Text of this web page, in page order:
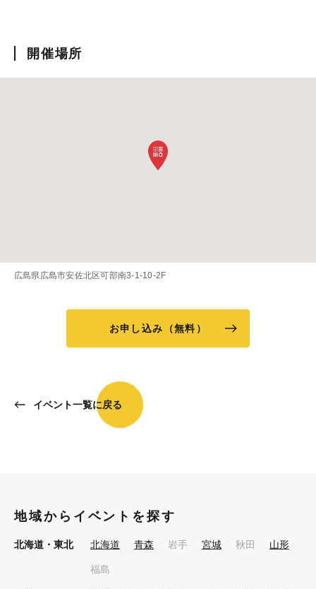
開催場所
広島県広島市安佐北区可部南3-1-10-2F
お申し込み（無料）
イベント一覧に戻る
地域からイベントを探す
北海道・東北 北海道 青森 岩手 宮城 秋田 山形
福島